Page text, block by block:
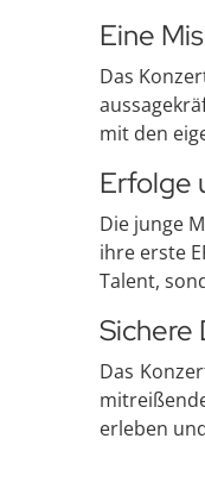
Eine
Das
mit den
Erfolge
Die junge
ihre erste
Talent,
Sichere
Das
erleben